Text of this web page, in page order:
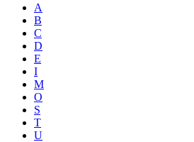
A
B
C
D
E
I
M
O
S
T
U